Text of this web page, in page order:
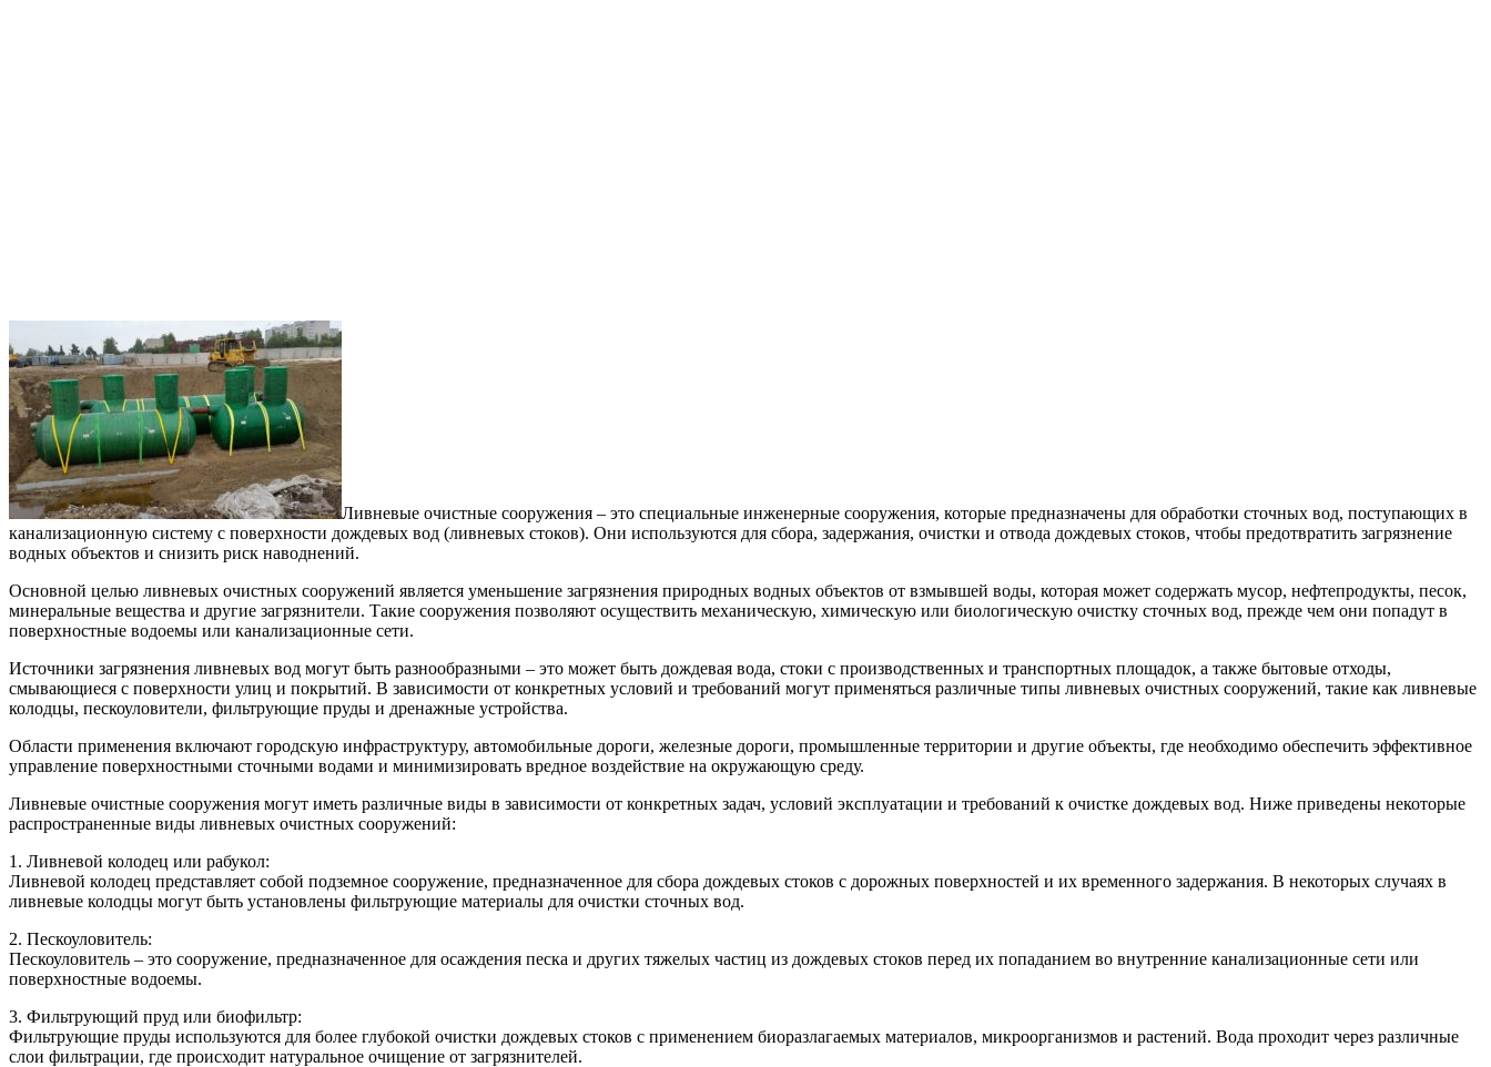
Ливневые очистные сооружения – это специальные инженерные сооружения, которые предназначены для обработки сточных вод, поступающих в
канализационную систему с поверхности дождевых вод (ливневых стоков). Они используются для сбора, задержания, очистки и отвода дождевых стоков, чтобы предотвратить загрязнение
водных объектов и снизить риск наводнений.
Основной целью ливневых очистных сооружений является уменьшение загрязнения природных водных объектов от взмывшей воды, которая может содержать мусор, нефтепродукты, песок,
минеральные вещества и другие загрязнители. Такие сооружения позволяют осуществить механическую, химическую или биологическую очистку сточных вод, прежде чем они попадут в
поверхностные водоемы или канализационные сети.
Источники загрязнения ливневых вод могут быть разнообразными – это может быть дождевая вода, стоки с производственных и транспортных площадок, а также бытовые отходы,
смывающиеся с поверхности улиц и покрытий. В зависимости от конкретных условий и требований могут применяться различные типы ливневых очистных сооружений, такие как ливневые
колодцы, пескоуловители, фильтрующие пруды и дренажные устройства.
Области применения включают городскую инфраструктуру, автомобильные дороги, железные дороги, промышленные территории и другие объекты, где необходимо обеспечить эффективное
управление поверхностными сточными водами и минимизировать вредное воздействие на окружающую среду.
Ливневые очистные сооружения могут иметь различные виды в зависимости от конкретных задач, условий эксплуатации и требований к очистке дождевых вод. Ниже приведены некоторые
распространенные виды ливневых очистных сооружений:
1. Ливневой колодец или рабукол:
Ливневой колодец представляет собой подземное сооружение, предназначенное для сбора дождевых стоков с дорожных поверхностей и их временного задержания. В некоторых случаях в
ливневые колодцы могут быть установлены фильтрующие материалы для очистки сточных вод.
2. Пескоуловитель:
Пескоуловитель – это сооружение, предназначенное для осаждения песка и других тяжелых частиц из дождевых стоков перед их попаданием во внутренние канализационные сети или
поверхностные водоемы.
3. Фильтрующий пруд или биофильтр:
Фильтрующие пруды используются для более глубокой очистки дождевых стоков с применением биоразлагаемых материалов, микроорганизмов и растений. Вода проходит через различные
слои фильтрации, где происходит натуральное очищение от загрязнителей.